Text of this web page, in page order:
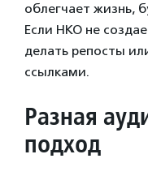
облегчает жизнь,
Если НКО не
делать репосты
ссылками.
Разная
подход